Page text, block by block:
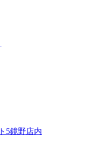
5鏡野店内